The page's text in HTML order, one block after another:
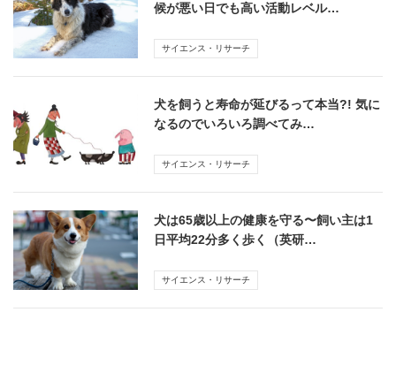
候が悪い日でも高い活動レベル…
サイエンス・リサーチ
犬を飼うと寿命が延びるって本当?! 気に
なるのでいろいろ調べてみ…
サイエンス・リサーチ
犬は65歳以上の健康を守る〜飼い主は1
日平均22分多く歩く（英研…
サイエンス・リサーチ